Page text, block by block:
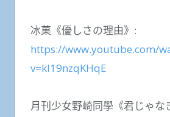
冰菓《優しさの理由》:
https://www.youtube.com/
v=kI19nzqKHqE
月刊少女野崎同學《君じゃな